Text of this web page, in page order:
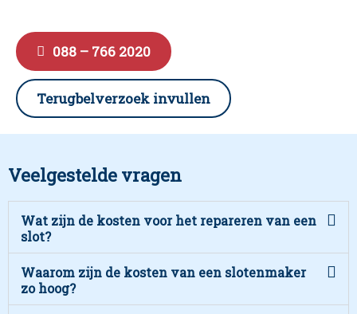
088 – 766 2020
Terugbelverzoek invullen
Veelgestelde vragen
Wat zijn de kosten voor het repareren van een
slot?
Waarom zijn de kosten van een slotenmaker
zo hoog?